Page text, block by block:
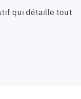
qui détaille tout